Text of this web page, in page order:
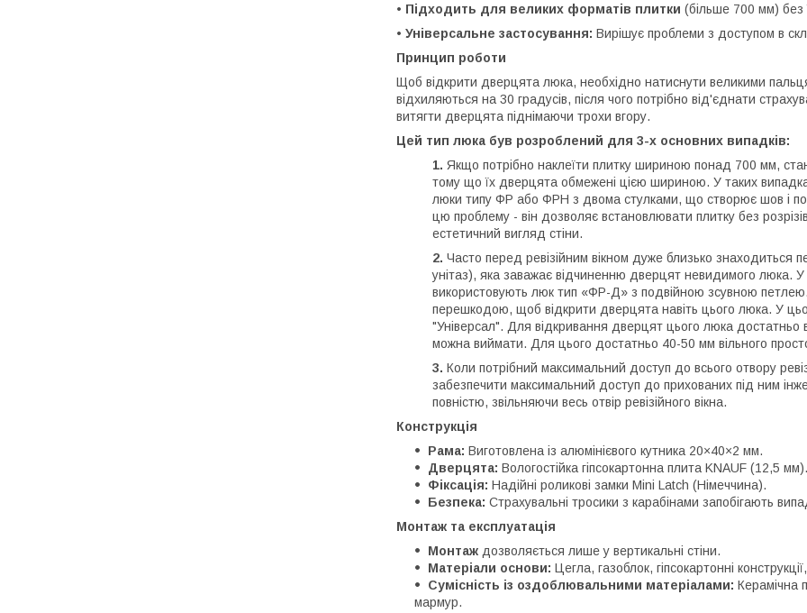
• Підходить для великих форматів плитки (більше 700 мм) без
• Універсальне застосування: Вирішує проблеми з доступом в
Принцип роботи
Щоб відкрити дверцята люка, необхідно натиснути великими
відхиляються на 30 градусів, після чого потрібно від'єднати
витягти дверцята піднімаючи трохи вгору.
Цей тип люка був розроблений для 3-х основних випадків:
1. Якщо потрібно наклеїти плитку шириною понад 700 мм,
тому що їх дверцята обмежені цією шириною. У таких
люки типу ФР або ФРН з двома стулками, що створює шов і
цю проблему - він дозволяє встановлювати плитку без
естетичний вигляд стіни.
2. Часто перед ревізійним вікном дуже близько
унітаз), яка заважає відчиненню дверцят невидимого люка.
використовують люк тип «ФР-Д» з подвійною зсувною
перешкодою, щоб відкрити дверцята навіть цього люка. У
"Універсал". Для відкривання дверцят цього люка достатньо
можна виймати. Для цього достатньо 40-50 мм вільного
3. Коли потрібний максимальний доступ до всього отвору
забезпечити максимальний доступ до прихованих під ним
повністю, звільняючи весь отвір ревізійного вікна.
Конструкція
Рама: Виготовлена із алюмінієвого кутника 20×40×2 мм.
Дверцята: Вологостійка гіпсокартонна плита KNAUF (12,5 мм).
Фіксація: Надійні роликові замки Mini Latch (Німеччина).
Безпека: Страхувальні тросики з карабінами запобігають
Монтаж та експлуатація
Монтаж дозволяється лише у вертикальні стіни.
Матеріали основи: Цегла, газоблок, гіпсокартонні
Сумісність із оздоблювальними матеріалами: Керамічна
мармур.